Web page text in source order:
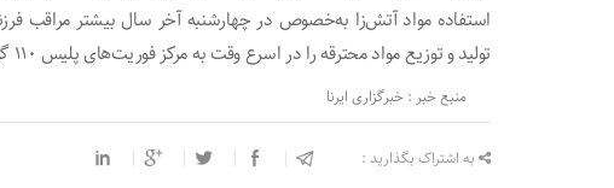
استفاده مواد آتش‌زا به‌خصوص در چهارشنبه آخر سال بیشتر مراقب
تولید و توزیع مواد محترقه را در اسرع وقت به مرکز فوریت‌های پلیس ۱۱۰ گزارش دهند.
منبع خبر : خبرگزاری ایرنا
به اشتراک بگذارید :